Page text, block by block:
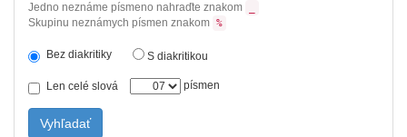
Jedno neznáme písmeno nahraďte znakom
Skupinu neznámych písmen znakom %
Bez diakritiky S diakritikou
Len celé slová písmen
Vyhľadať